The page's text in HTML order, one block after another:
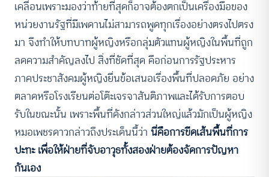
เคลื่อนเพราะมองว่าท้ายที่สุดก็อาจต้องตกเป็นเครื่องมือของ
หน่วยงานรัฐที่มีเพดานไม่สามารถพูดทุกเรื่องอย่างตรงไปตรง
มา จึงทำให้บทบาทผู้หญิงหรือกลุ่มตัวแทนผู้หญิงในพื้นที่ถูก
ลดความสำคัญลงไป สิ่งที่ชัดที่สุด คือก่อนการรัฐประหาร
ภาคประชาสังคมผู้หญิงยื่นข้อเสนอเรื่องพื้นที่ปลอดภัย อย่าง
ตลาดหรือโรงเรียนต่อโต๊ะเจรจาสันติภาพและได้รับการตอบ
รับในขณะนั้น เพราะพื้นที่ดังกล่าวส่วนใหญ่แล้วมักเป็นผู้หญิง
หมอเพชรดาวกล่าวถึงประเด็นนี้ว่า นี่คือการขีดเส้นพื้นที่การ
ปะทะ เพื่อให้ฝ่ายที่จับอาวุธทั้งสองฝ่ายต้องจัดการปัญหา
กันเอง